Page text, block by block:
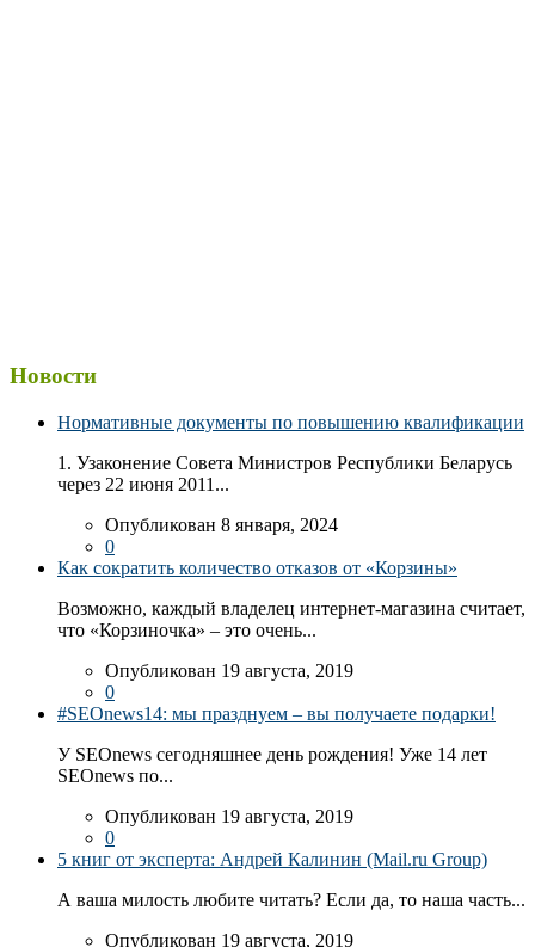
Новости
Нормативные документы по повышению квалификации
1. Узаконение Совета Министров Республики Беларусь
через 22 июня 2011...
Опубликован 8 января, 2024
0
Как сократить количество отказов от «Корзины»
Возможно, каждый владелец интернет-магазина считает,
что «Корзиночка» – это очень...
Опубликован 19 августа, 2019
0
#SEOnews14: мы празднуем – вы получаете подарки!
У SEOnews сегодняшнее день рождения! Уже 14 лет
SEOnews по...
Опубликован 19 августа, 2019
0
5 книг от эксперта: Андрей Калинин (Mail.ru Group)
А ваша милость любите читать? Если да, то наша часть...
Опубликован 19 августа, 2019